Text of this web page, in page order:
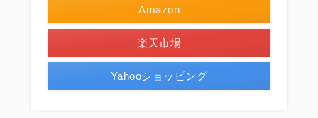
Amazon
楽天市場
Yahooショッピング